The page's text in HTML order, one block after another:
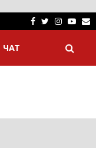
Facebook
Twitter
ЧАТ